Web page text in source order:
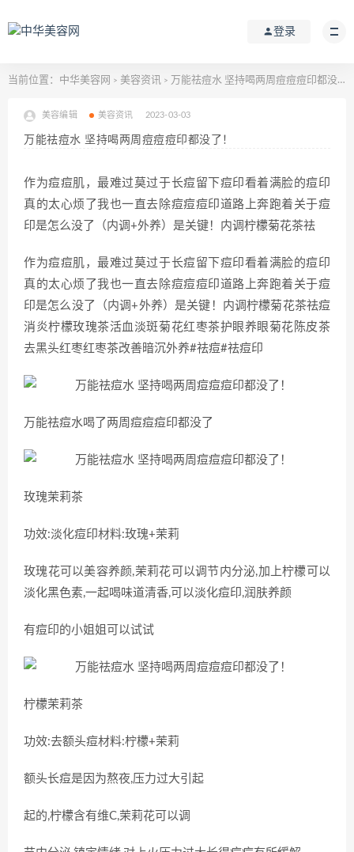
登录
当前位置： 中华美容网 > 美容资讯 > 万能祛痘水 坚持喝两周痘痘痘印都没了！
美容编辑 美容资讯 2023-03-03
万能祛痘水 坚持喝两周痘痘痘印都没了！
作为痘痘肌，最难过莫过于长痘留下痘印看着满脸的痘印
真的太心烦了我也一直去除痘痘痘印道路上奔跑着关于痘
印是怎么没了（内调+外养）是关键！内调柠檬菊花茶祛
作为痘痘肌，最难过莫过于长痘留下痘印看着满脸的痘印
真的太心烦了我也一直去除痘痘痘印道路上奔跑着关于痘
印是怎么没了（内调+外养）是关键！内调柠檬菊花茶祛痘
消炎柠檬玫瑰茶活血淡斑菊花红枣茶护眼养眼菊花陈皮茶
去黑头红枣红枣茶改善暗沉外养#祛痘#祛痘印
万能祛痘水喝了两周痘痘痘印都没了
玫瑰茉莉茶
功效:淡化痘印材料:玫瑰+茉莉
玫瑰花可以美容养颜,茉莉花可以调节内分泌,加上柠檬可以
淡化黑色素,一起喝味道清香,可以淡化痘印,润肤养颜
有痘印的小姐姐可以试试
柠檬茉莉茶
功效:去额头痘材料:柠檬+茉莉
额头长痘是因为熬夜,压力过大引起
起的,柠檬含有维C,茉莉花可以调